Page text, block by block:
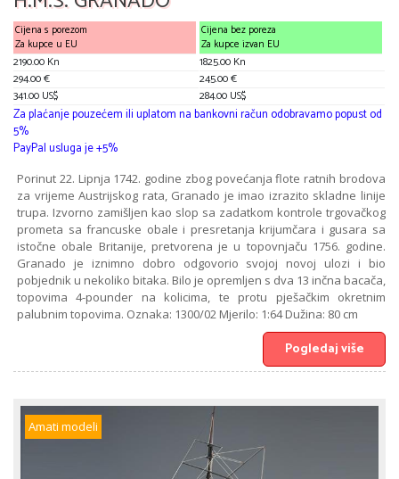
Cijena s porezom
Za kupce u EU
2190.00 Kn
294.00 €
341.00 US$
Cijena bez poreza
Za kupce izvan EU
1825.00 Kn
245.00 €
284.00 US$
Za plaćanje pouzećem ili uplatom na bankovni račun odobravamo popust od
5%
PayPal usluga je +5%
Porinut 22. Lipnja 1742. godine zbog povećanja flote ratnih brodova
za vrijeme Austrijskog rata, Granado je imao izrazito skladne linije
trupa. Izvorno zamišljen kao slop sa zadatkom kontrole trgovačkog
prometa sa francuske obale i presretanja krijumčara i gusara sa
istočne obale Britanije, pretvorena je u topovnjaču 1756. godine.
Granado je iznimno dobro odgovorio svojoj novoj ulozi i bio
pobjednik u nekoliko bitaka. Bilo je opremljen s dva 13 inčna bacača,
topovima 4-pounder na kolicima, te protu pješačkim okretnim
palubnim topovima. Oznaka: 1300/02 Mjerilo: 1:64 Dužina: 80 cm
Pogledaj više
Amati modeli